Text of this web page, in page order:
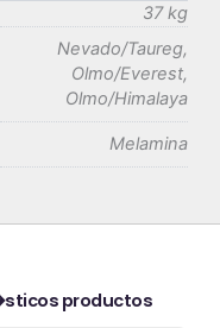
37 kg
Nevado/Taureg,
Olmo/Everest,
Olmo/Himalaya
Melamina
productos